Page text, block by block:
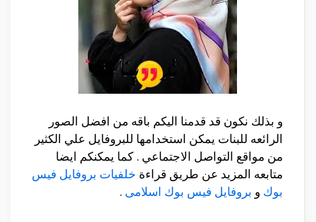
و بذلك نكون قد قدمنا اليكم باقه من افضل الصور
الرائعه للبنات يمكن استخدامها للبروفايل علي الكثير
من مواقع التواصل الاجتماعي . كما يمكنكم ايضا
متابعه المزيد عن طريق قراءة خلفيات بروفايل فيس
بوك و بروفايل فيس بوك اسلامى .